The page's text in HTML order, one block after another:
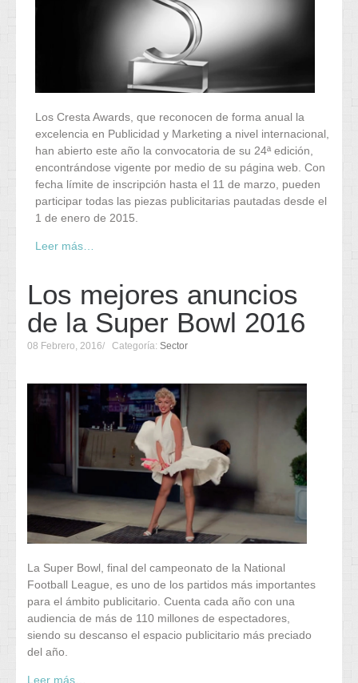
Los Cresta Awards, que reconocen de forma anual la
excelencia en Publicidad y Marketing a nivel internacional,
han abierto este año la convocatoria de su 24ª edición,
encontrándose vigente por medio de su página web. Con
fecha límite de inscripción hasta el 11 de marzo, pueden
participar todas las piezas publicitarias pautadas desde el
1 de enero de 2015.
Leer más…
Los mejores anuncios
de la Super Bowl 2016
08 Febrero, 2016 Categoría: Sector
La Super Bowl, final del campeonato de la National
Football League, es uno de los partidos más importantes
para el ámbito publicitario. Cuenta cada año con una
audiencia de más de 110 millones de espectadores,
siendo su descanso el espacio publicitario más preciado
del año.
Leer más…